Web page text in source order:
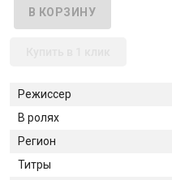
Режиссер
В ролях
Регион
Титры